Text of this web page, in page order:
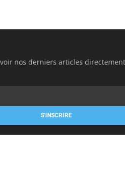
nos derniers articles
S'INSCRIRE